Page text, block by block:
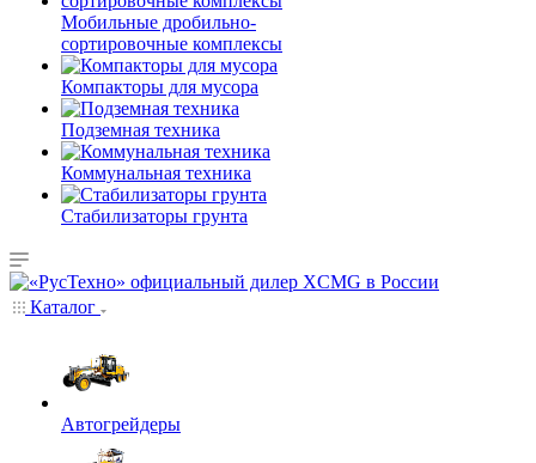
Мобильные дробильно-
сортировочные комплексы
Компакторы для мусора
Подземная техника
Коммунальная техника
Стабилизаторы грунта
Каталог
Автогрейдеры